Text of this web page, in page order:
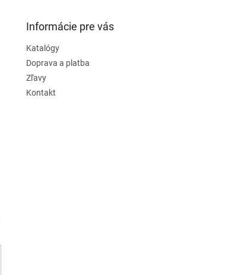
Informácie pre vás
Katalógy
Doprava a platba
Zľavy
Kontakt